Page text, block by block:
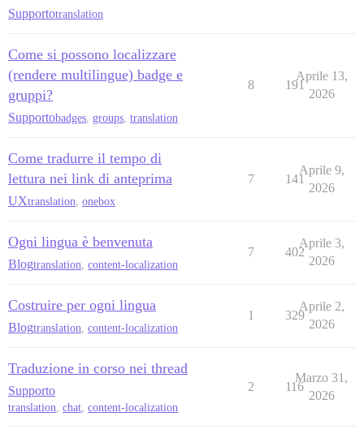
Supportotranslation
Come si possono localizzare
(rendere multilingue) badge e
gruppi?
Supportobadges groups translation
8 191
Aprile 13,
2026
Come tradurre il tempo di
lettura nei link di anteprima
UXtranslation onebox
7 141
Aprile 9,
2026
Ogni lingua è benvenuta
Blogtranslation content-localization
7 402
Aprile 3,
2026
Costruire per ogni lingua
Blogtranslation content-localization
1 329
Aprile 2,
2026
Traduzione in corso nei thread
Supporto
translation, chat, content-localization
2 116
Marzo 31,
2026